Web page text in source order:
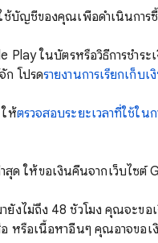
บัญชีของคุณเพื่อดำเนินการซื้
ในบัตรหรือวิธีการชำร
ก โปรดรายงานการเรียกเก็บ
ห้ตรวจสอบระยะเวลาที่ใช้ใน
ด ให้ขอเงินคืนจากเว็บไซต์
งไม่ถึง 48 ชั่วโมง คุณจะขอ
รือเนื้อหาอื่นๆ คุณอาจขอเ